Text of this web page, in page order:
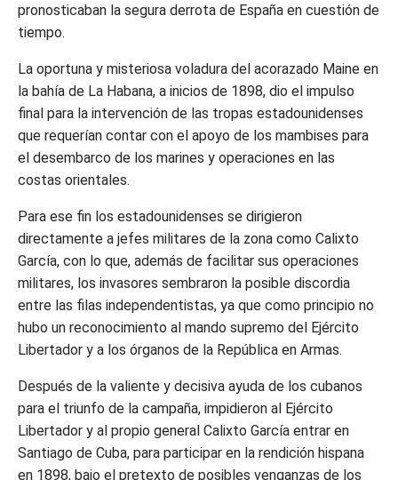
pronosticaban la segura derrota de España en cuestión de
tiempo.
La oportuna y misteriosa voladura del acorazado Maine en
la bahía de La Habana, a inicios de 1898, dio el impulso
final para la intervención de las tropas estadounidenses
que requerían contar con el apoyo de los mambises para
el desembarco de los marines y operaciones en las
costas orientales.
Para ese fin los estadounidenses se dirigieron
directamente a jefes militares de la zona como Calixto
García, con lo que, además de facilitar sus operaciones
militares, los invasores sembraron la posible discordia
entre las filas independentistas, ya que como principio no
hubo un reconocimiento al mando supremo del Ejército
Libertador y a los órganos de la República en Armas.
Después de la valiente y decisiva ayuda de los cubanos
para el triunfo de la campaña, impidieron al Ejército
Libertador y al propio general Calixto García entrar en
Santiago de Cuba, para participar en la rendición hispana
en 1898, bajo el pretexto de posibles venganzas de los